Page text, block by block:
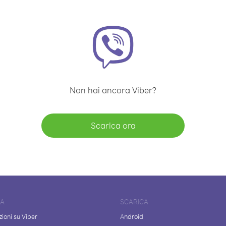
Non hai ancora Viber?
Scarica ora
su Viber
SCARICA
Android